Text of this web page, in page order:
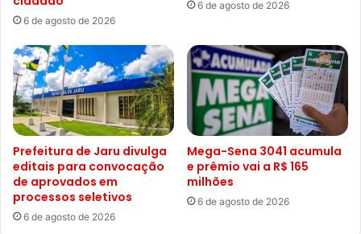
6 de agosto de 2026
6 de agosto de 2026
Prefeitura de Jaru divulga
editais para convocação
de aprovados em
processos seletivos
6 de agosto de 2026
Mega-Sena 3041 acumula
e prêmio vai a R$ 165
milhões
6 de agosto de 2026